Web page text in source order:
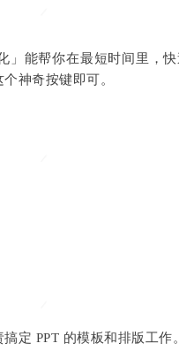
」能帮你在最短时间里，
神奇按键即可。